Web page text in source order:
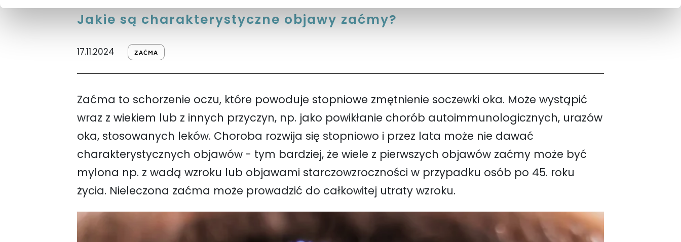
Szczegółowe informacje znajdą Państwo wPolityce prywatności Scanmed.
Jakie są charakterystyczne objawy zaćmy?
17.11.2024 ZAĆMA
Zaćma to schorzenie oczu, które powoduje stopniowe zmętnienie soczewki oka. Może wystąpić
wraz z wiekiem lub z innych przyczyn, np. jako powikłanie chorób autoimmunologicznych, urazów
oka, stosowanych leków. Choroba rozwija się stopniowo i przez lata może nie dawać
charakterystycznych objawów - tym bardziej, że wiele z pierwszych objawów zaćmy może być
mylona np. z wadą wzroku lub objawami starczowzroczności w przypadku osób po 45. roku
życia. Nieleczona zaćma może prowadzić do całkowitej utraty wzroku.